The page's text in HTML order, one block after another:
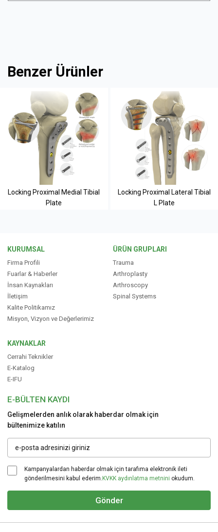
Benzer Ürünler
Locking Proximal Medial Tibial
Plate
Locking Proximal Lateral Tibial
L Plate
KURUMSAL
Firma Profili
Fuarlar & Haberler
İnsan Kaynakları
İletişim
Kalite Politikamız
Misyon, Vizyon ve Değerlerimiz
ÜRÜN GRUPLARI
Trauma
Arthroplasty
Arthroscopy
Spinal Systems
KAYNAKLAR
Cerrahi Teknikler
E-Katalog
E-IFU
E-BÜLTEN KAYDI
Gelişmelerden anlık olarak haberdar olmak için
bültenimize katılın
Kampanyalardan haberdar olmak için tarafıma elektronik ileti
gönderilmesini kabul ederim. KVKK aydınlatma metnini okudum.
Gönder